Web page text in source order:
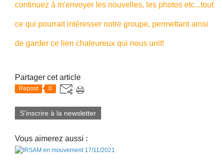
continuez à m'envoyer les nouvelles, les photos etc...tout
ce qui pourrait intéresser notre groupe, permettant ainsi
de garder ce lien chaleureux qui nous unit!
Partager cet article
Repost 0
S'inscrire à la newsletter
Vous aimerez aussi :